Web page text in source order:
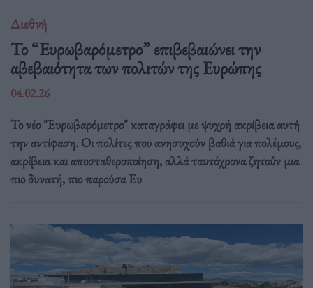
Διεθνή
Το “Ευρωβαρόμετρο” επιβεβαιώνει την
αβεβαιότητα των πολιτών της Ευρώπης
04.02.26
Το νέο "Ευρωβαρόμετρο" καταγράφει με ψυχρή ακρίβεια αυτή
την αντίφαση. Oι πολίτες που ανησυχούν βαθιά για πολέμους,
ακρίβεια και αποσταθεροποίηση, αλλά ταυτόχρονα ζητούν μια
πιο δυνατή, πιο παρούσα Ευ